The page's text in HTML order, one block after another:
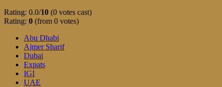
Rating: 0.0/10 (0 votes cast)
Rating: 0 (from 0 votes)
Abu Dhabi
Ajmer Sharif
Dubai
Expats
IGI
UAE